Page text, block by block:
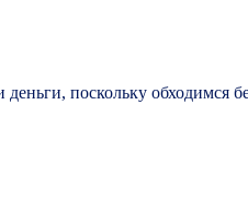
поскольку обходимся